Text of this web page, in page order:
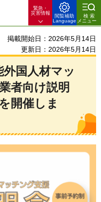
緊急・
災害情報
閲覧補助
Language
検索
メニュー
掲載開始日：2026年5月14日
更新日：2026年5月14日
外国人材マッ
者向け説明
開催しま